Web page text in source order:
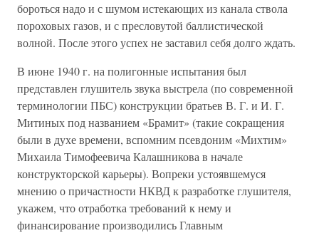
бороться надо и с шумом истекающих из канала ствола
пороховых газов, и с пресловутой баллистической
волной. После этого успех не заставил себя долго ждать.
В июне 1940 г. на полигонные испытания был
представлен глушитель звука выстрела (по современной
терминологии ПБС) конструкции братьев В. Г. и И. Г.
Митиных под названием «Брамит» (такие сокращения
были в духе времени, вспомним псевдоним «Михтим»
Михаила Тимофеевича Калашникова в начале
конструкторской карьеры). Вопреки устоявшемуся
мнению о причастности НКВД к разработке глушителя,
укажем, что отработка требований к нему и
финансирование производились Главным